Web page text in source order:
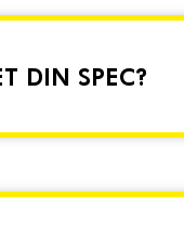
DIN SPEC?